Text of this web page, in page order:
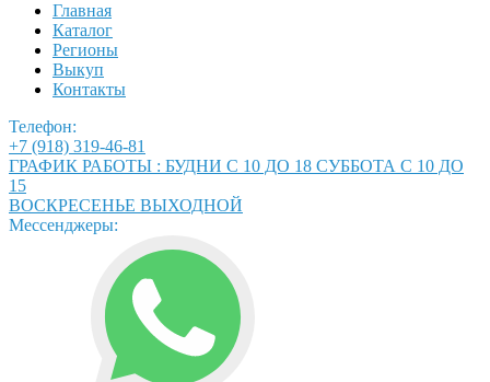
Главная
Каталог
Регионы
Выкуп
Контакты
Телефон:
+7 (918) 319-46-81
ГРАФИК РАБОТЫ : БУДНИ С 10 ДО 18 СУББОТА С 10 ДО
15
ВОСКРЕСЕНЬЕ ВЫХОДНОЙ
Мессенджеры: